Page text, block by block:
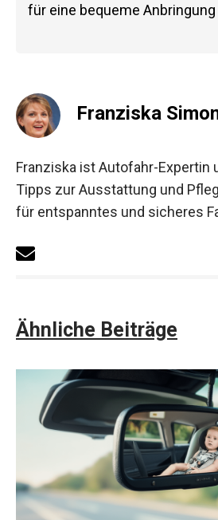
für eine bequeme
Franziska
Franziska ist Autofahr-Expertin
Tipps zur Ausstattung und
für entspanntes und sicheres
Ähnliche Beiträge